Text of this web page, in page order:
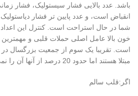
باشد. عدد بالایی فشار سیستولیک، فشار
انقباض است، و عدد پایین تر فشار
شما در حال استراحت است. کنترل این
خون بالا عامل اصلی حملات قلبی و
است. تقریبا یک سوم از جمعیت بزرگسال در
مبتلا هستند اما حدود 20 درصد از آنها آن را نمی دانند.
اگر:قلب سالم